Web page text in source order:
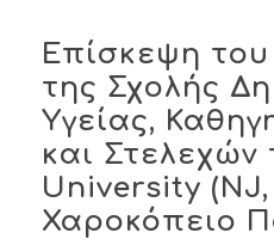
Επίσκεψη
της Σχολής
Υγείας,
και Στελεχών
University (NJ,
Χαροκόπειο